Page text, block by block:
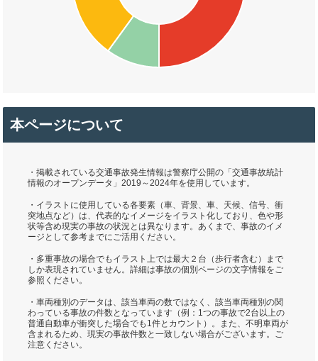
本ページについて
・掲載されている交通事故発生情報は警察庁公開の「交通事故統計
情報のオープンデータ」2019～2024年を使用しています。
・イラストに使用している各要素（車、背景、車、天候、信号、衝
突地点など）は、代表的なイメージをイラスト化しており、色や形
状等含め現実の事故の状況とは異なります。あくまで、事故のイメ
ージとして参考までにご活用ください。
・多重事故の場合でもイラスト上では最大２台（歩行者含む）まで
しか表現されていません。詳細は事故の個別ページの文字情報をご
参照ください。
・車両種別のデータは、該当車両の数ではなく、該当車両種別の関
わっている事故の件数となっています（例：1つの事故で2台以上の
普通自動車が衝突した場合でも1件とカウント）。また、不明車両が
含まれるため、現実の事故件数と一致しない場合がございます。ご
注意ください。